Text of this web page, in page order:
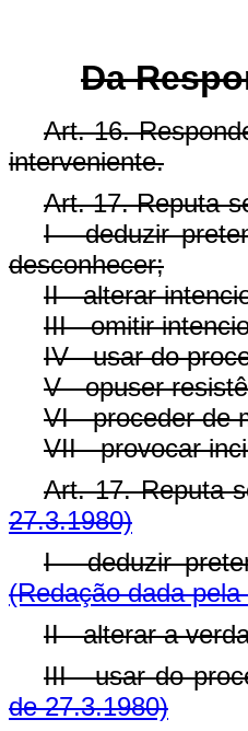
Da
Art. 16.
interveniente.
Art. 17. Reputa-
I - deduzir
desconhecer;
II - alterar
III - omitir
IV - usar do
V - opuser
VI - proceder de
VII - provocar
Art. 17. Reputa-
27.3.1980)
I - deduzir
(Redação dada
II - alterar a
III - usar do
de 27.3.1980)